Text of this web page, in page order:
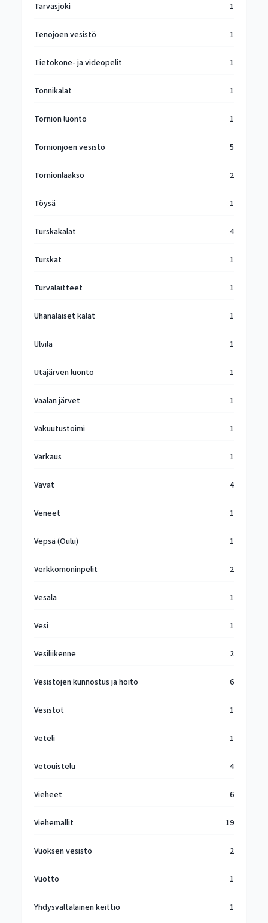
Tarvasjoki 1
Tenojoen vesistö 1
Tietokone- ja videopelit 1
Tonnikalat 1
Tornion luonto 1
Tornionjoen vesistö 5
Tornionlaakso 2
Töysä 1
Turskakalat 4
Turskat 1
Turvalaitteet 1
Uhanalaiset kalat 1
Ulvila 1
Utajärven luonto 1
Vaalan järvet 1
Vakuutustoimi 1
Varkaus 1
Vavat 4
Veneet 1
Vepsä (Oulu) 1
Verkkomoninpelit 2
Vesala 1
Vesi 1
Vesiliikenne 2
Vesistöjen kunnostus ja hoito 6
Vesistöt 1
Veteli 1
Vetouistelu 4
Vieheet 6
Viehemallit 19
Vuoksen vesistö 2
Vuotto 1
Yhdysvaltalainen keittiö 1